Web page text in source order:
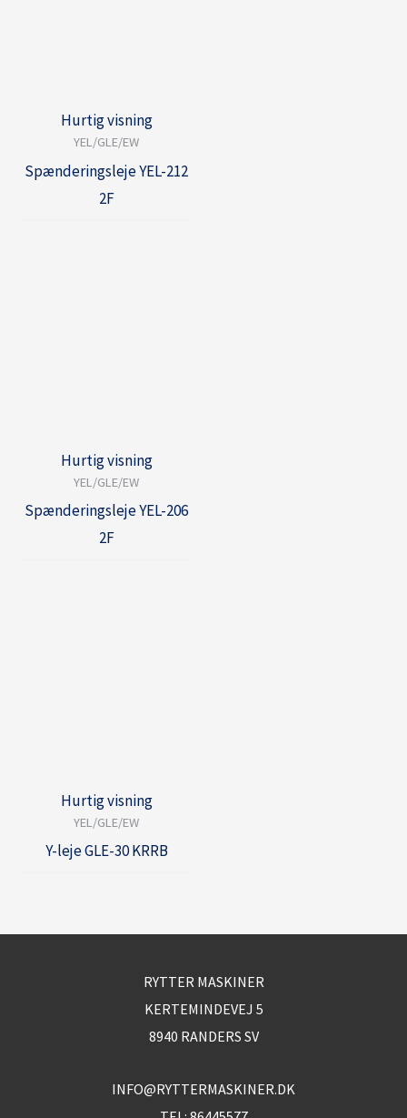
Hurtig visning
YEL/GLE/EW
Spænderingsleje YEL-212
2F
Hurtig visning
YEL/GLE/EW
Spænderingsleje YEL-206
2F
Hurtig visning
YEL/GLE/EW
Y-leje GLE-30 KRRB
RYTTER MASKINER
KERTEMINDEVEJ 5
8940 RANDERS SV
INFO@RYTTERMASKINER.DK